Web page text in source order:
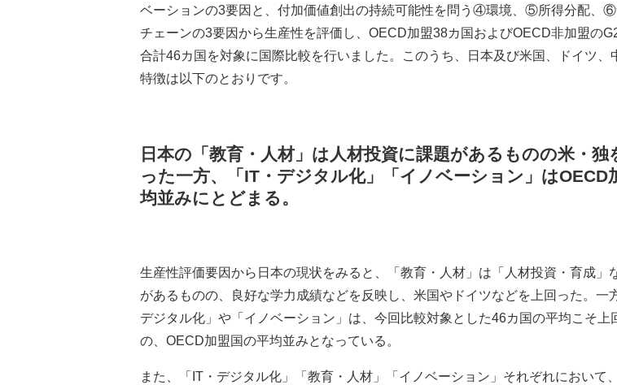
ベーションの3要因と、付加価値創出の持続可能性を問う④環境、⑤所得分配、⑥
チェーンの3要因から生産性を評価し、OECD加盟38カ国およびOECD非加盟の
合計46カ国を対象に国際比較を行いました。このうち、日本及び米国、ドイツ、
特徴は以下のとおりです。
日本の「教育・人材」は人材投資に課題があるものの米・独
った一方、「 IT ・デジタル化」「イノベーション」はOECD
均並みにとどまる。
生産性評価要因から日本の現状をみると、「教育・人材」は「人材投資・育成」
があるものの、良好な学力成績などを反映し、米国やドイツなどを上回った。一
デジタル化」や「イノベーション」は、今回比較対象とした46カ国の平均こそ上
の、OECD加盟国の平均並みとなっている。
また、「IT・デジタル化」「教育・人材」「イノベーション」それぞれにおいて